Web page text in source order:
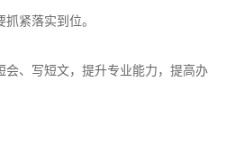
紧落实到位。
、写短文，提升专业能力，提高办